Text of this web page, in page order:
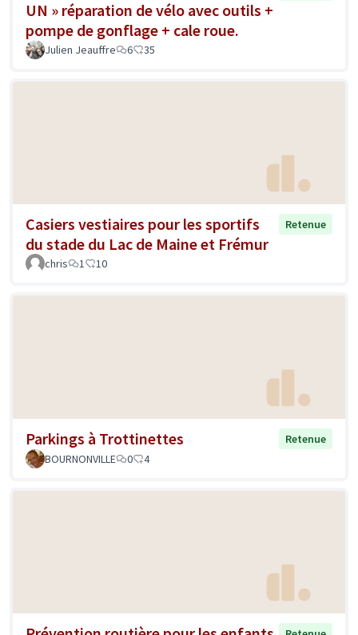
UN » réparation de vélo avec outils +
pompe de gonflage + cale roue.
Julien Jeauffre 6 35
Casiers vestiaires pour les sportifs
du stade du Lac de Maine et Frémur
Retenue
chris 1 10
Parkings à Trottinettes
Retenue
BOURNONVILLE
0 4